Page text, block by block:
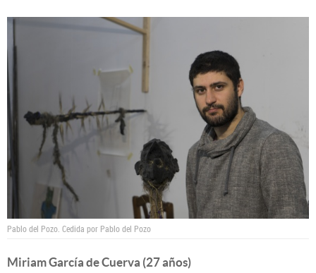
Pablo del Pozo. Cedida por Pablo del Pozo
Miriam García de Cuerva (27 años)